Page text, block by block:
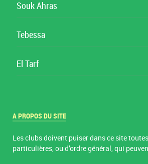
Souk Ahras
Tebessa
El Tarf
A PROPOS DU SITE
Les clubs doivent puiser dans ce site
particulières, ou d’ordre général, qui